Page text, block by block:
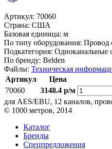
Артикул: 70060
Страна: США
Базовая единица: м
По типу оборудования: Провод
Подкатегория: Одноканальные
По бренду: Belden
Файлы: Техническая
Артикул
Цена
70060
3148.4 р/м
для AES/EBU, 12 каналов,
© 1000 метров, 2014
Каталог
Бренды
Спецпредложения